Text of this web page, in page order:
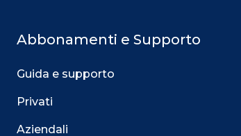
Abbonamenti e Supporto
Guida e supporto
Privati
Aziendali